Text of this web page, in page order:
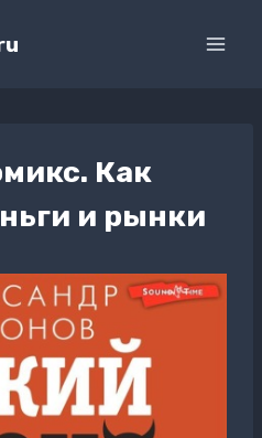
Как
и рынки